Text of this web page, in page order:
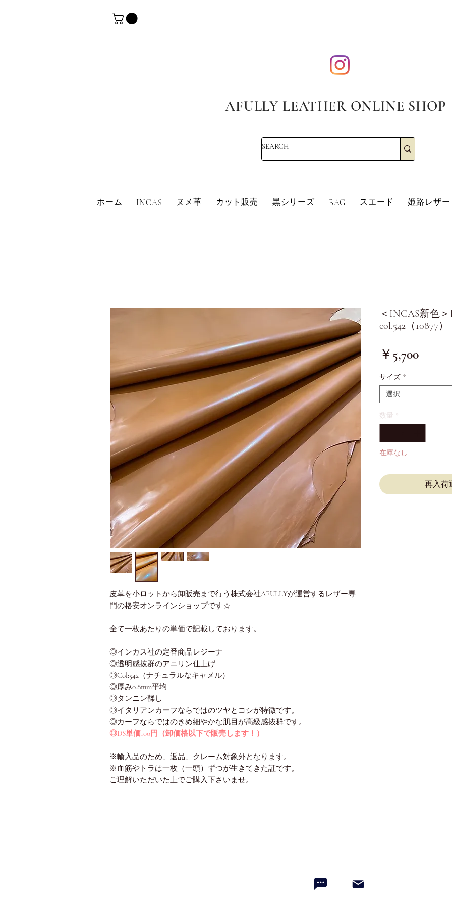
AFULLY LEATHER ONLINE SHOP
ホーム INCAS ヌメ革 カット販売 黒シリーズ BAG スエード 姫路レザー
皮革を小ロットから卸販売まで行う株式会社AFULLYが運営するレザー専
門の格安オンラインショップです☆
全て一枚あたりの単価で記載しております。
◎インカス社の定番商品レジーナ
◎透明感抜群のアニリン仕上げ
◎Col:542（ナチュラルなキャメル）
◎厚み0.8mm平均
◎タンニン鞣し
◎イタリアンカーフならではのツヤとコシが特徴です。
◎カーフならではのきめ細やかな肌目が高級感抜群です。
◎DS単価100円（卸価格以下で販売します！）
※輸入品のため、返品、クレーム対象外となります。
※血筋やトラは一枚（一頭）ずつが生きてきた証です。
ご理解いただいた上でご購入下さいませ。
＜INCAS新色
col.542（10877）
￥5,700価
サイズ *
選択
数量
在庫なし
再入荷